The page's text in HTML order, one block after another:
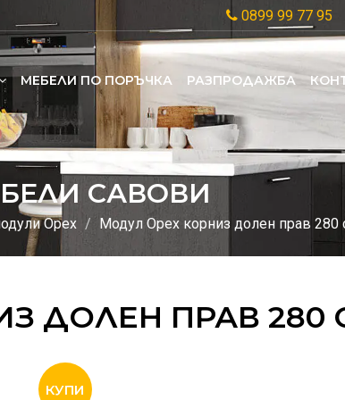
0899 99 77 95
MЕБЕЛИ ПО ПОРЪЧКА РАЗПРОДАЖБА
САВОВИ
Орех Модул Орех корниз долен прав 280
ДОЛЕН ПРАВ 280